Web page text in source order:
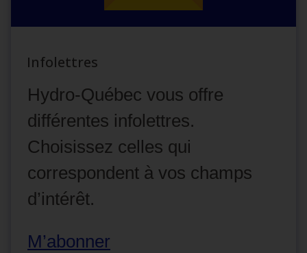
Infolettres
Hydro‑Québec vous offre
différentes infolettres.
Choisissez celles qui
correspondent à vos champs
d’intérêt.
M’abonner